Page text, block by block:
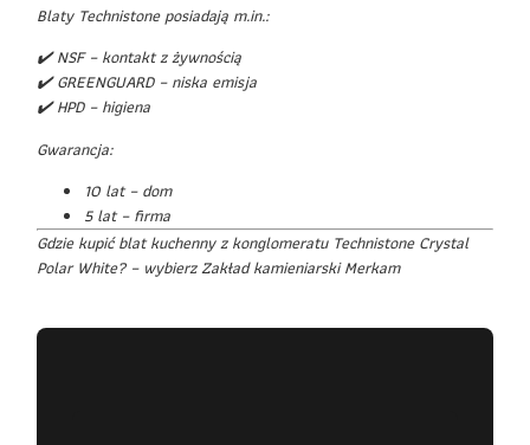
Blaty Technistone posiadają m.in.:
✔️ NSF – kontakt z żywnością
✔️ GREENGUARD – niska emisja
✔️ HPD – higiena
Gwarancja:
10 lat – dom
5 lat – firma
Gdzie kupić blat kuchenny z konglomeratu Technistone Crystal
Polar White? – wybierz Zakład kamieniarski Merkam